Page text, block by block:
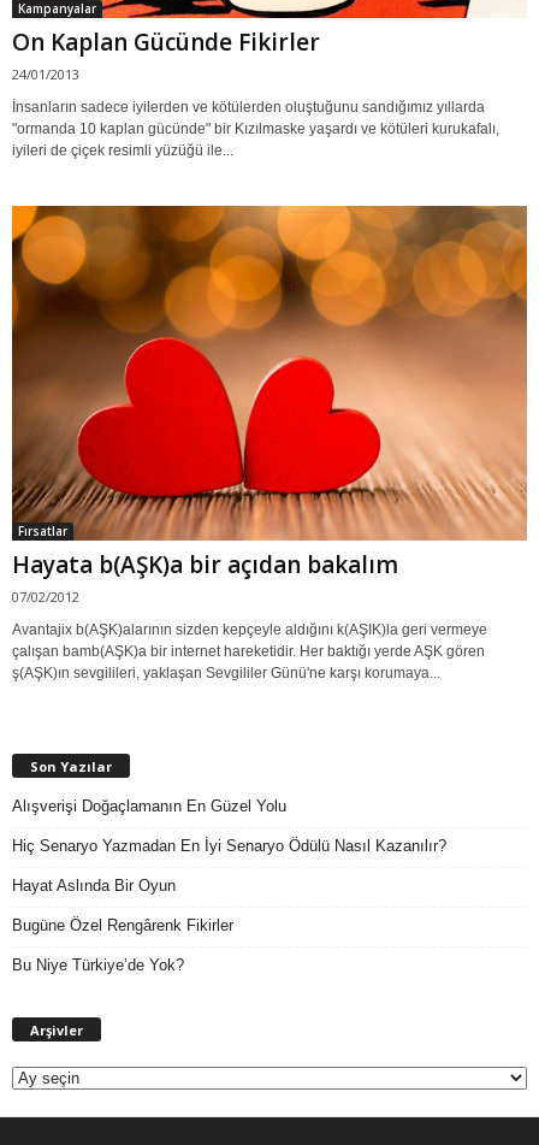
Kampanyalar
On Kaplan Gücünde Fikirler
24/01/2013
İnsanların sadece iyilerden ve kötülerden oluştuğunu sandığımız yıllarda
"ormanda 10 kaplan gücünde" bir Kızılmaske yaşardı ve kötüleri kurukafalı,
iyileri de çiçek resimli yüzüğü ile...
Fırsatlar
Hayata b(AŞK)a bir açıdan bakalım
07/02/2012
Avantajix b(AŞK)alarının sizden kepçeyle aldığını k(AŞIK)la geri vermeye
çalışan bamb(AŞK)a bir internet hareketidir. Her baktığı yerde AŞK gören
ş(AŞK)ın sevgilileri, yaklaşan Sevgililer Günü'ne karşı korumaya...
Son Yazılar
Alışverişi Doğaçlamanın En Güzel Yolu
Hiç Senaryo Yazmadan En İyi Senaryo Ödülü Nasıl Kazanılır?
Hayat Aslında Bir Oyun
Bugüne Özel Rengârenk Fikirler
Bu Niye Türkiye’de Yok?
Arşivler